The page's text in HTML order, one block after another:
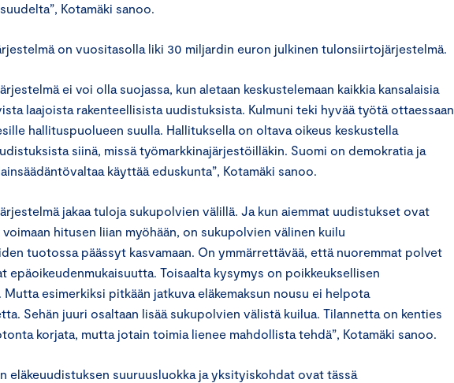
Kotamäki sanoo.
on vuositasolla liki 30 miljardin euron julkinen tulonsiirtojärjestelmä.
ei voi olla suojassa, kun aletaan keskustelemaan kaikkia kansalaisia
laajoista rakenteellisista uudistuksista. Kulmuni teki hyvää työtä ottaessaan
hallituspuolueen suulla. Hallituksella on oltava oikeus keskustella
siinä, missä työmarkkinajärjestöilläkin. Suomi on demokratia ja
käyttää eduskunta”, Kotamäki sanoo.
jakaa tuloja sukupolvien välillä. Ja kun aiemmat uudistukset ovat
hitusen liian myöhään, on sukupolvien välinen kuilu
tuotossa päässyt kasvamaan. On ymmärrettävää, että nuoremmat polvet
epäoikeudenmukaisuutta. Toisaalta kysymys on poikkeuksellisen
Mutta esimerkiksi pitkään jatkuva eläkemaksun nousu ei helpota
Sehän juuri osaltaan lisää sukupolvien välistä kuilua. Tilannetta on kenties
korjata, mutta jotain toimia lienee mahdollista tehdä”, Kotamäki sanoo.
eläkeuudistuksen suuruusluokka ja yksityiskohdat ovat tässä